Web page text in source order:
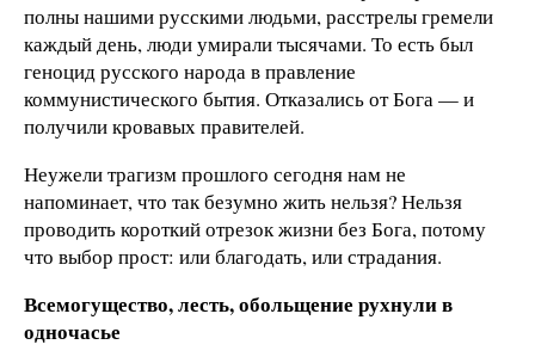
полны нашими русскими людьми, расстрелы гремели
каждый день, люди умирали тысячами. То есть был
геноцид русского народа в правление
коммунистического бытия. Отказались от Бога — и
получили кровавых правителей.
Неужели трагизм прошлого сегодня нам не
напоминает, что так безумно жить нельзя? Нельзя
проводить короткий отрезок жизни без Бога, потому
что выбор прост: или благодать, или страдания.
Всемогущество, лесть, обольщение рухнули в
одночасье